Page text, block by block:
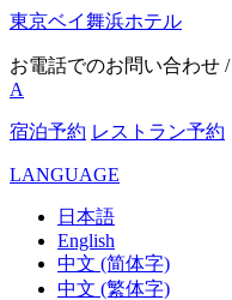
東京ベイ舞浜ホテル
お電話でのお問い合わせ /
A
宿泊予約 レストラン予約
LANGUAGE
日本語
English
中文 (简体字)
中文 (繁体字)